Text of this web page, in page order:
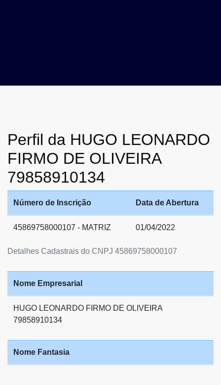
Perfil da HUGO LEONARDO
FIRMO DE OLIVEIRA
79858910134
Detalhes Cadastrais do CNPJ 45869758000107
Número de Inscrição Data de Abertura
45869758000107 - MATRIZ 01/04/2022
Nome Empresarial
HUGO LEONARDO FIRMO DE OLIVEIRA
79858910134
Nome Fantasia